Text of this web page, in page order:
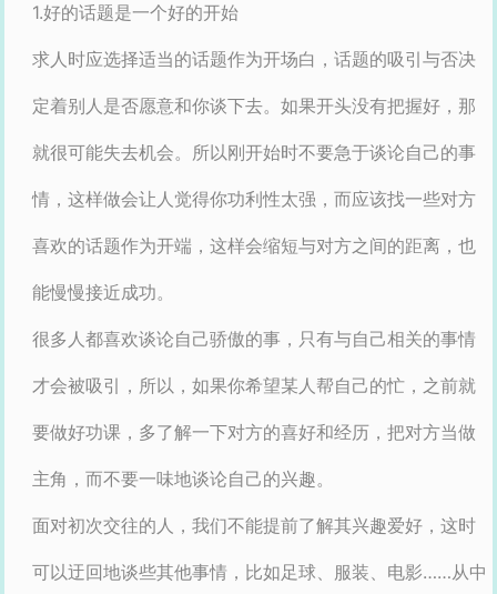
1.好的话题是一个好的开始
求人时应选择适当的话题作为开场白，话题的吸引与否决
定着别人是否愿意和你谈下去。如果开头没有把握好，那
就很可能失去机会。所以刚开始时不要急于谈论自己的事
情，这样做会让人觉得你功利性太强，而应该找一些对方
喜欢的话题作为开端，这样会缩短与对方之间的距离，也
能慢慢接近成功。
很多人都喜欢谈论自己骄傲的事，只有与自己相关的事情
才会被吸引，所以，如果你希望某人帮自己的忙，之前就
要做好功课，多了解一下对方的喜好和经历，把对方当做
主角，而不要一味地谈论自己的兴趣。
面对初次交往的人，我们不能提前了解其兴趣爱好，这时
可以迂回地谈些其他事情，比如足球、服装、电影……从中